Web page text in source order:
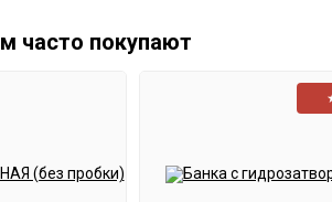
часто покупают